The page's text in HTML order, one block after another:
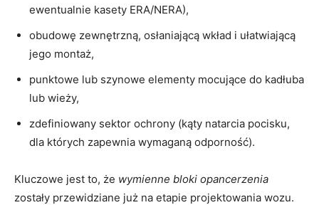
ewentualnie kasety ERA/NERA),
obudowę zewnętrzną, osłaniającą wkład i ułatwiającą
jego montaż,
punktowe lub szynowe elementy mocujące do kadłuba
lub wieży,
zdefiniowany sektor ochrony (kąty natarcia pocisku,
dla których zapewnia wymaganą odporność).
Kluczowe jest to, że wymienne bloki opancerzenia
zostały przewidziane już na etapie projektowania wozu.